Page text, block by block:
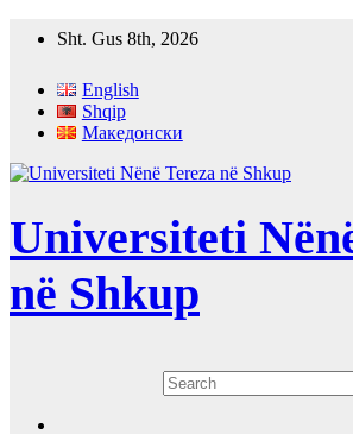
Sht. Gus 8th, 2026
English
Shqip
Македонски
Universiteti
në Shkup